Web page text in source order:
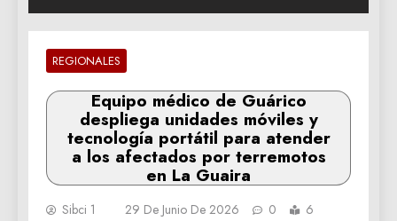
REGIONALES
Equipo médico de Guárico
despliega unidades móviles y
tecnología portátil para atender
a los afectados por terremotos
en La Guaira
Sibci 1 29 De Junio De 2026 0
6